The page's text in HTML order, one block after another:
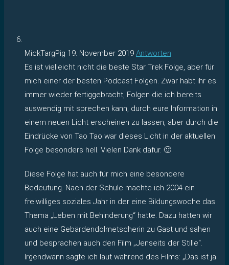
MickTargPig 19. November 2019 Antworten
Es ist vielleicht nicht die beste Star Trek Folge, aber für
mich einer der besten Podcast Folgen. Zwar habt ihr es
immer wieder fertiggebracht, Folgen die ich bereits
auswendig mit sprechen kann, durch eure Information in
einem neuen Licht erscheinen zu lassen, aber durch die
Eindrücke von Tao Tao war dieses Licht in der aktuellen
Folge besonders hell. Vielen Dank dafür. 🙂
Diese Folge hat auch für mich eine besondere
Bedeutung. Nach der Schule machte ich 2004 ein
freiwilliges soziales Jahr in der eine Bildungswoche das
Thema „Leben mit Behinderung“ hatte. Dazu hatten wir
auch eine Gebärdendolmetscherin zu Gast und sahen
und besprachen auch den Film „Jenseits der Stille“.
Irgendwann sagte ich laut während des Films: „Das ist ja